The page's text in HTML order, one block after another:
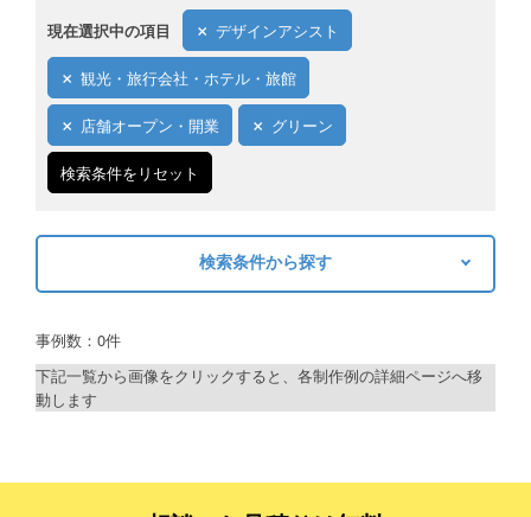
現在選択中の項目 デザインアシスト
観光・旅行会社・ホテル・旅館
店舗オープン・開業 グリーン
検索条件をリセット
検索条件から探す
制作プランで探す
事例数：0件
下記一覧から画像をクリックすると、各制作例の詳細ページへ移
動します